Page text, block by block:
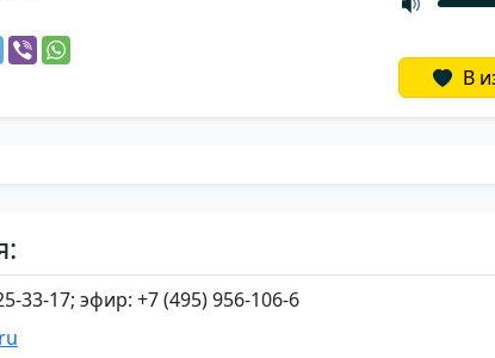
В
33-17; эфир: +7 (495) 956-106-6